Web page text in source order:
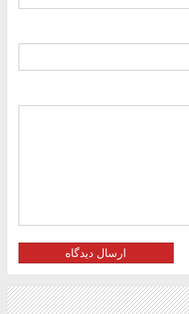
ارسال دیدگاه